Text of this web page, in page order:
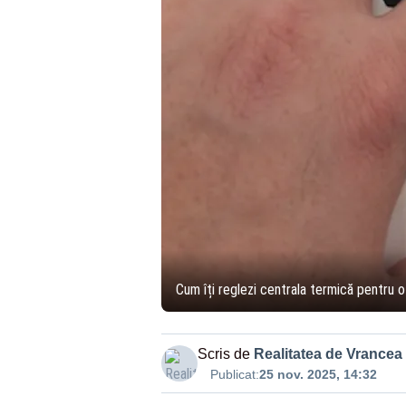
Cum îți reglezi centrala termică pentru
Scris de Realitatea de Vrancea
Publicat:25 nov. 2025, 14:32